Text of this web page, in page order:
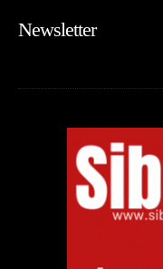
Newsletter